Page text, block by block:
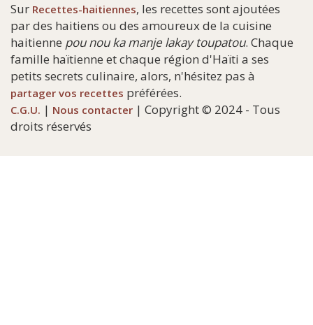
Sur Recettes-haitiennes, les recettes sont ajoutées
par des haitiens ou des amoureux de la cuisine
haitienne pou nou ka manje lakay toupatou. Chaque
famille haïtienne et chaque région d'Haïti a ses
petits secrets culinaire, alors, n'hésitez pas à
partager vos recettes préférées.
C.G.U. | Nous contacter | Copyright © 2024 - Tous
droits réservés